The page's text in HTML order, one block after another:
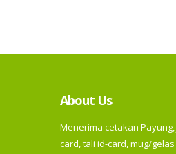
About Us
Menerima cetakan Payung,
card, tali id-card, mug/